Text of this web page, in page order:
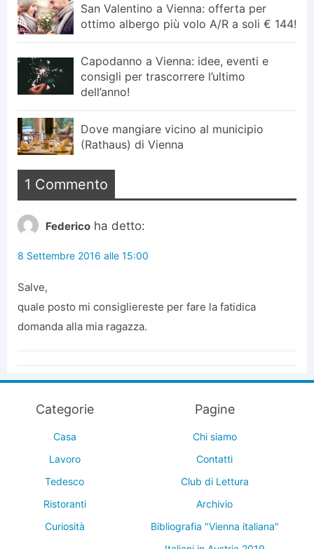
San Valentino a Vienna: offerta per
ottimo albergo più volo A/R a soli € 144!
Capodanno a Vienna: idee, eventi e
consigli per trascorrere l’ultimo
dell’anno!
Dove mangiare vicino al municipio
(Rathaus) di Vienna
1 Commento
Federico ha detto:
8 Settembre 2016 alle 15:00
Salve,
quale posto mi consigliereste per fare la fatidica
domanda alla mia ragazza.
Categorie
Casa
Lavoro
Tedesco
Ristoranti
Curiosità
Pagine
Chi siamo
Contatti
Club di Lettura
Archivio
Bibliografia "Vienna italiana"